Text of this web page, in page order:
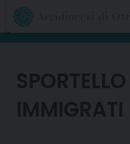
Skip
content